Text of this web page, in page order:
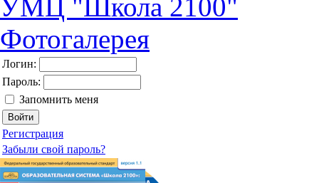
УМЦ "Школа 2100"
Фотогалерея
Логин:
Пароль:
Запомнить меня
Регистрация
Забыли свой пароль?